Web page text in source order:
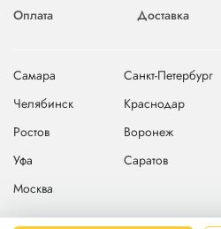
Оплата
Доставка
Самара Санкт-Петербург
Челябинск
Краснодар
Ростов
Воронеж
Уфа
Саратов
Москва